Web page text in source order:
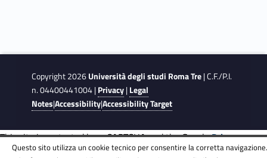
Copyright 2026Università degli studi Roma Tre| C.F./P.I.
n. 04400441004 |Privacy|Legal
Notes|Accessibility|Accessibility Target
This site is protected by reCAPTCHA and the GooglePrivacy
PolicyandTerms of Serviceapply.
Questo sito utilizza un cookie tecnico per consentire la corretta navigazione.